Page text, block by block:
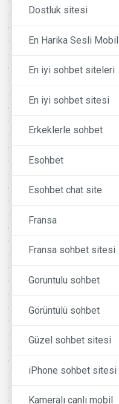
Dostluk sitesi
En Harika Sesli Mobil
En iyi sohbet siteleri
En iyi sohbet sitesi
Erkeklerle sohbet
Esohbet
Esohbet chat site
Fransa
Fransa sohbet sitesi
Goruntulu sohbet
Görüntülü sohbet
Güzel sohbet sitesi
iPhone sohbet sitesi
Kameralı canlı mobil